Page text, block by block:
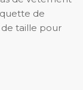
de
taille pour